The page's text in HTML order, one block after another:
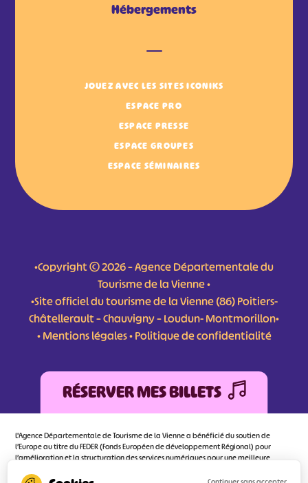
Hébergements
JOUEZ AVEC LES SITES ICONIKS
ESPACE PRO
ESPACE PRESSE
ESPACE GROUPES
ESPACE SÉMINAIRES
•Copyright © 2026 – Agence Départementale du
Tourisme de la Vienne •
•Site officiel du tourisme de la Vienne (86) Poitiers-
Châtellerault – Chauvigny – Loudun- Montmorillon•
•Mentions légales•Politique de confidentialité
RÉSERVER MES BILLETS
L'Agence Départementale de Tourisme de la Vienne a bénéficié du soutien de
l’Europe au titre du FEDER (Fonds Européen de développement Régional) pour
l’amélioration et la structuration des services numériques pour une meilleure
d’orienter au mieux le visiteur.